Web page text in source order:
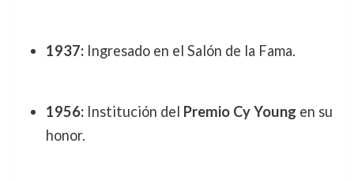
1937:Ingresado en el Salón de la Fama.
1956:Institución del Premio Cy Young en su
honor.